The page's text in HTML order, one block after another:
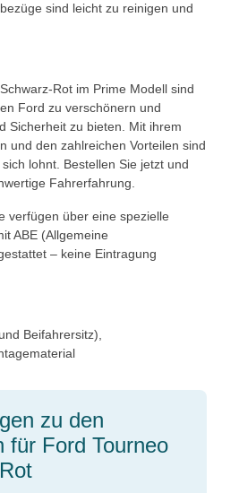
sind leicht zu reinigen und
Rot im Prime Modell sind
Ford zu verschönern und
Sicherheit zu bieten. Mit ihrem
und den zahlreichen Vorteilen sind
lohnt. Bestellen Sie jetzt und
Fahrerfahrung.
verfügen über eine spezielle
ABE (Allgemeine
– keine Eintragung
Beifahrersitz),
zu den
für Ford Tourneo